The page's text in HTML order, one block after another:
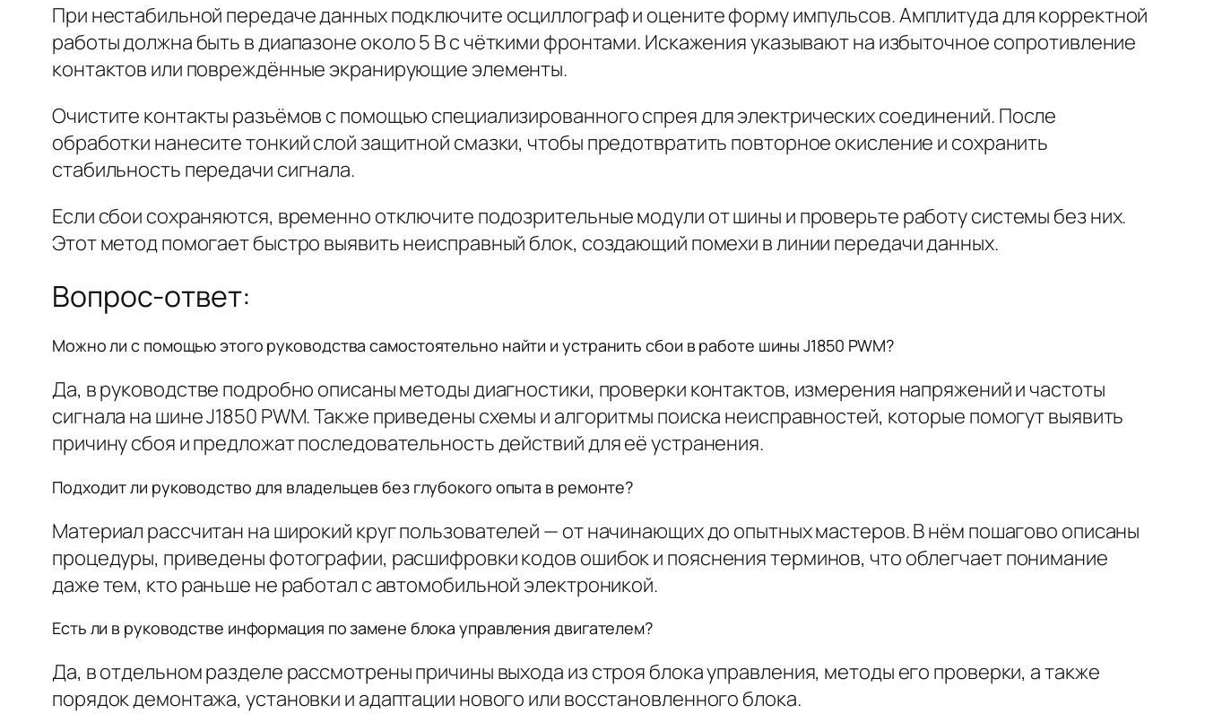
При нестабильной передаче данных подключите осциллограф и оцените форму импульсов. Амплитуда для корректной
работы должна быть в диапазоне около 5 Вс чёткими фронтами. Искажения указывают на избыточное сопротивление
контактов или повреждённые экранирующие элементы.
Очистите контакты разъёмов с помощью специализированного спрея для электрических соединений. После
обработки нанесите тонкий слой защитной смазки, чтобы предотвратить повторное окисление и сохранить
стабильность передачи сигнала.
Если сбои сохраняются, временно отключите подозрительные модули от шины и проверьте работу системы без них.
Этот метод помогает быстро выявить неисправный блок, создающий помехи в линии передачи данных.
Вопрос-ответ:
Можно ли с помощью этого руководства самостоятельно найти и устранить сбои в работе шины J1850 PWM?
Да, в руководстве подробно описаны методы диагностики, проверки контактов, измерения напряжений и частоты
сигнала на шине J1850 PWM. Также приведены схемы и алгоритмы поиска неисправностей, которые помогут выявить
причину сбоя и предложат последовательность действий для её устранения.
Подходит ли руководство для владельцев без глубокого опыта в ремонте?
Материал рассчитан на широкий круг пользователей — от начинающих до опытных мастеров. В нём пошагово описаны
процедуры, приведены фотографии, расшифровки кодов ошибок и пояснения терминов, что облегчает понимание
даже тем, кто раньше не работал с автомобильной электроникой.
Есть ли в руководстве информация по замене блока управления двигателем?
Да, в отдельном разделе рассмотрены причины выхода из строя блока управления, методы его проверки, а также
порядок демонтажа, установки и адаптации нового или восстановленного блока.